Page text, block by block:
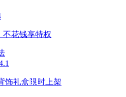
不花钱享特权
饰礼盒限时上架